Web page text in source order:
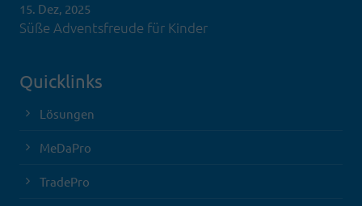
15. Dez, 2025
Süße Adventsfreude für Kinder
Quicklinks
Lösungen
MeDaPro
TradePro